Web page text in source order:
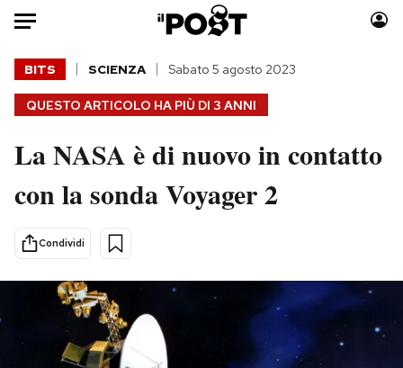
Auto
HOME
Italia
Politica
Tecnologia
Internet
Scienza
Cultura
Economia
Sport
Moda
Consumismi
Media
Mondiali calcio 2026
QUESTO ARTICOLO HA PIÙ DI 3 ANNI
BITS SCIENZA Sabato 5 agosto 2023
La NASA è di nuovo in contatto
con la sonda Voyager 2
Condividi